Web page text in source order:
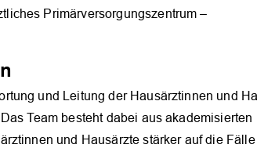
Primärversorgungszentrum –
und Leitung der Hausärztinnen und
Team besteht dabei aus akademisierten
und Hausärzte stärker auf die Fälle